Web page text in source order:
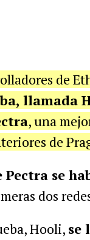
de
llamada
, una
de
se
dos
Hooli, se